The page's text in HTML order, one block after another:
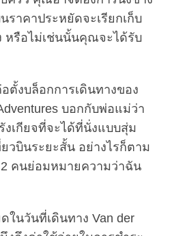
าคาประหยัดจะเรียกเก็บ
หรือไม่เช่นนั้นคุณจะได้รับ
ตั้งบล็อกการเดินทางของ
บอกกับพ่อแม่ว่า
งเกียจที่จะได้ที่นั่งแบบสุ่ม
วบินระยะสั้น อย่างไรก็ตาม
2 คนย่อมหมายความว่าฉัน
ในวันที่เดินทาง Van der